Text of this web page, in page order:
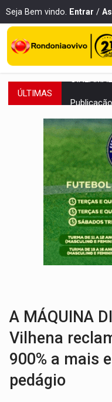
Seja Bem vindo. Entrar /
ÚLTIMAS
RUA DAS
PEDIDO
ELEIÇÕES
NO
NO
URGENTE:
A MÁQUINA
Vilhena
900% a mais
pedágio